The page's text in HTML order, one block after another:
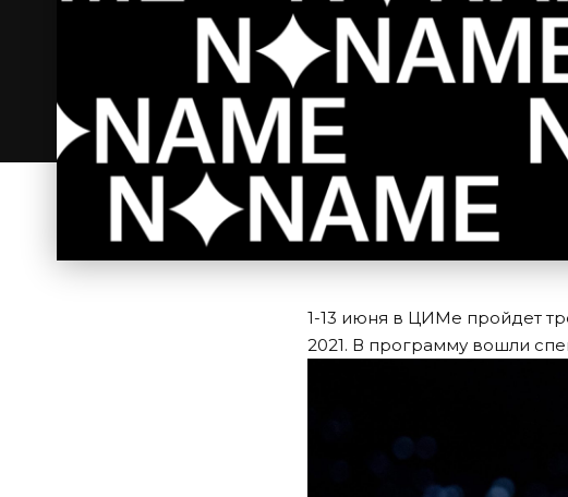
1-13 июня в ЦИМе пройдет
2021. В программу вошли